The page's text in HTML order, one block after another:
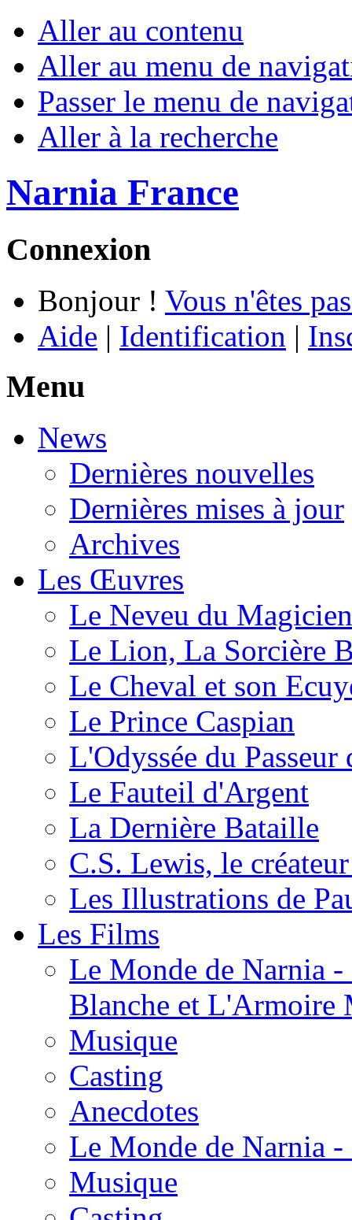
Aller au contenu
Aller au menu de
Passer le menu de
Aller à la recherche
Narnia France
Connexion
Bonjour ! Vous n'êtes
Aide | Identification |
Menu
News
Dernières nouvelles
Dernières mises à jour
Archives
Les Œuvres
Le Neveu du Magicien
Le Lion, La Sorcière
Le Cheval et son
Le Prince Caspian
L'Odyssée du
Le Fauteil d'Argent
La Dernière Bataille
C.S. Lewis, le
Les Illustrations de
Les Films
Le Monde de Narnia
Blanche et L'Armoire
Musique
Casting
Anecdotes
Le Monde de Narnia
Musique